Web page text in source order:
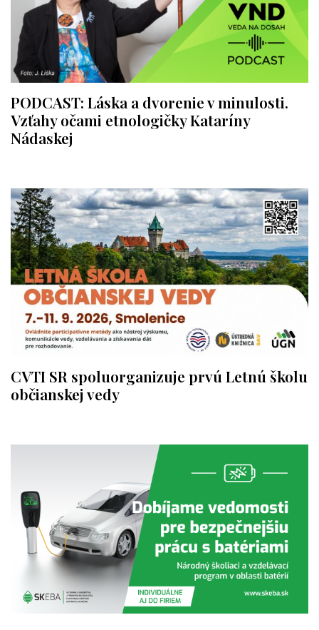
PODCAST: Láska a dvorenie v minulosti.
Vzťahy očami etnologičky Kataríny
Nádaskej
CVTI SR spoluorganizuje prvú Letnú školu
občianskej vedy